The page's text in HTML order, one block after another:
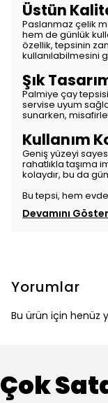
Üstün
Paslanmaz çelik
hem de günlük
özellik, tepsinin
kullanılabilmesini
Şık
Palmiye çay
servise uyum
sunarken,
Kullanım
Geniş yüzeyi
rahatlıkla taşıma
kolaydır, bu da
Bu tepsi, hem
Devamını Göster
Yorumlar
Bu ürün için henüz
Çok